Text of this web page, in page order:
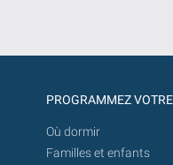
PROGRAMMEZ
Où dormir
Familles et enfants